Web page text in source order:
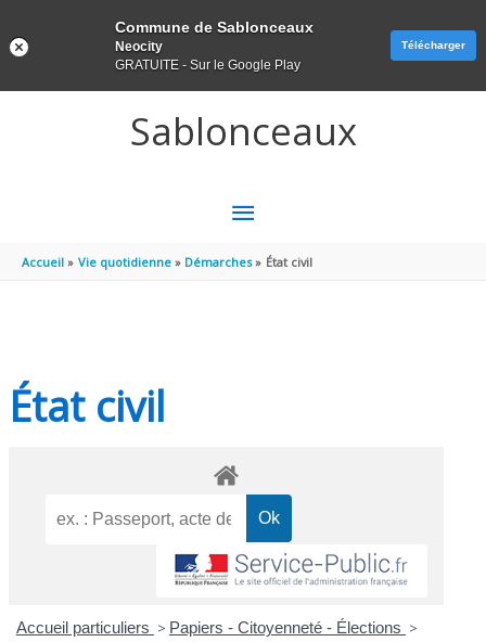
Sablonceaux
MENU
PRINCIPAL
Accueil Vie quotidienne Démarches État civil
État civil
Accueil particuliers > Papiers - Citoyenneté - Élections >
Commune de Sablonceaux
Neocity
GRATUITE - Sur le Google Play
Télécharger